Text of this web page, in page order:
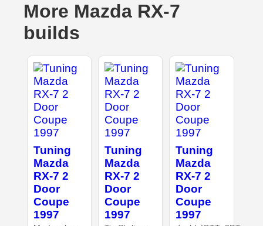
More Mazda RX-7
builds
Tuning
Mazda
RX-7 2
Door
Coupe
1997
Tuning
Mazda
RX-7 2
Door
Coupe
1997
Tuning
Mazda
RX-7 2
Door
Coupe
1997